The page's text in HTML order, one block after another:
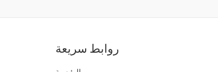
روابط سريعة